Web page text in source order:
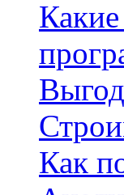
Как